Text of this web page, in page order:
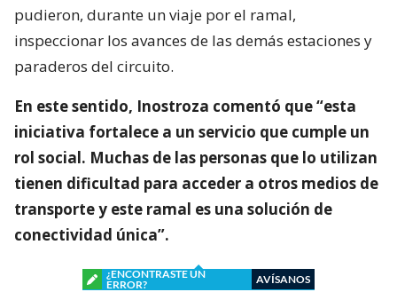
pudieron, durante un viaje por el ramal,
inspeccionar los avances de las demás estaciones y
paraderos del circuito.
En este sentido, Inostroza comentó que “esta
iniciativa fortalece a un servicio que cumple un
rol social. Muchas de las personas que lo utilizan
tienen dificultad para acceder a otros medios de
transporte y este ramal es una solución de
conectividad única”.
¿ENCONTRASTE UN
ERROR?
AVÍSANOS